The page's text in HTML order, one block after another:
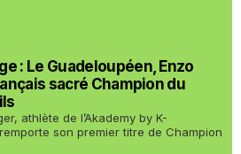
: Le Guadeloupéen, Enzo
sacré Champion du
athlète de l’Akademy by K-
son premier titre de Champion